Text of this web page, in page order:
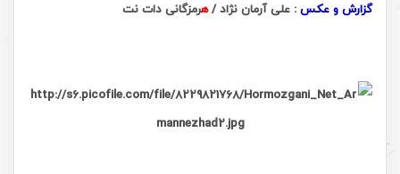
گزارش و عکس : علی آرمان نژاد /هرمزگانی دات نت